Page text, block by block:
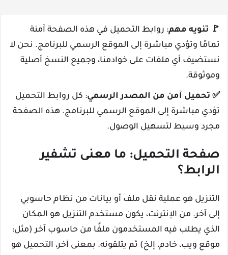
🚩 تنويه مهم: روابط التحميل في هذه الصفحة آمنة
تمامًا وتؤدي مباشرة إلى الموقع الرسمي للبرنامج. نحن لا
نستضيف أي ملفات على خوادمنا، وجميع النسخ أصلية
وموثوقة.
✅ تحميل آمن من المصدر الرسمي: كل روابط التحميل
تؤدي مباشرة إلى الموقع الرسمي للبرنامج. هذه الصفحة
مجرد وسيط لتسهيل الوصول.
صفحة التحميل: ما معنى تشفير
الرابط؟
التنزيل هو عملية نقل ملف أو بيانات من نظام حاسوبي
إلى آخر. من الإنترنت، يكون مستخدم التنزيل هو المكان
الذي يطلب فيه المستخدمون ملفًا من حاسوب آخر (مثل:
موقع ويب، خادم، إلخ) ثم يتلقونه. بمعنى آخر، التحميل هو